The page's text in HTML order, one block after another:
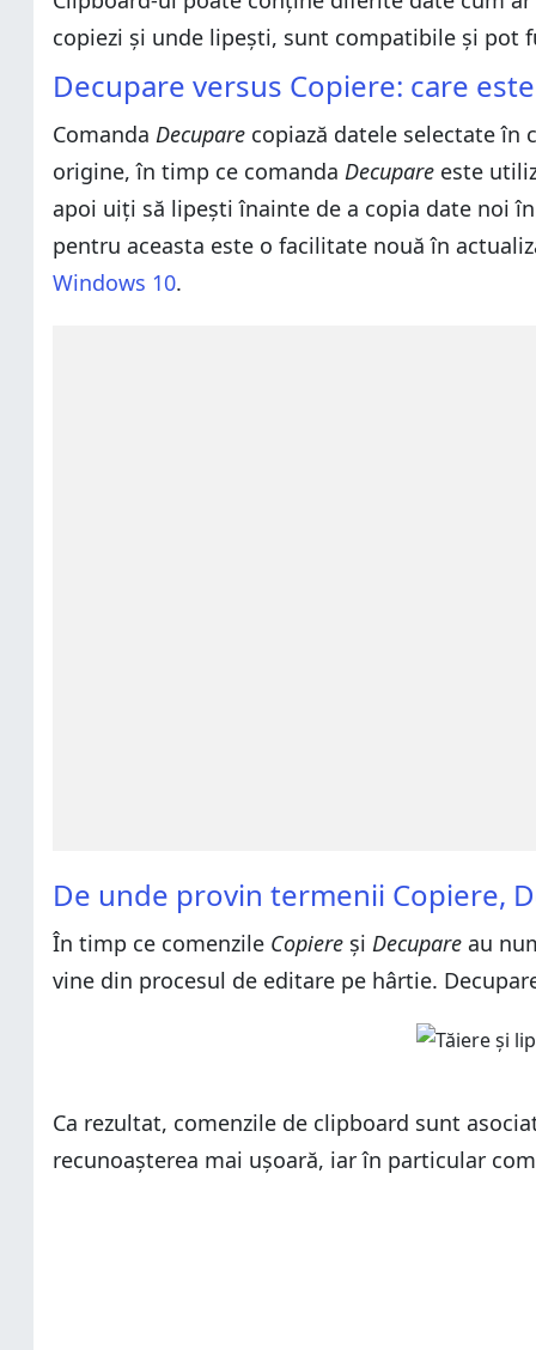
copiezi și unde lipești, sunt compatibile și pot
Decupare versus Copiere: care
Comanda Decupare copiază datele selectate în
origine, în timp ce comanda Decupare este
apoi uiți să lipești înainte de a copia date noi
pentru aceasta este o facilitate nouă în
Windows 10.
De unde provin termenii Copiere,
În timp ce comenzile Copiere și Decupare au
vine din procesul de editare pe hârtie.
Ca rezultat, comenzile de clipboard sunt
recunoașterea mai ușoară, iar în particular